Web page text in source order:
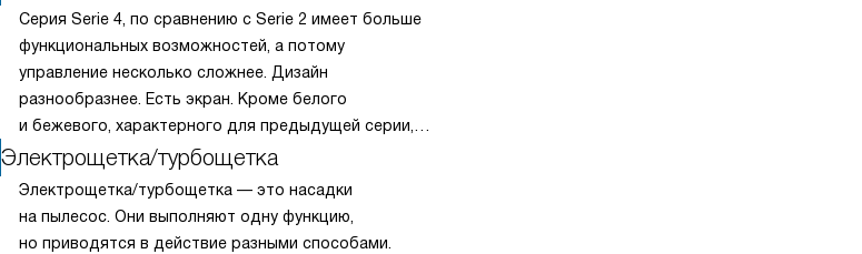
Серия Serie 4, по сравнению с Serie 2 имеет больше
функциональных возможностей, а потому
управление несколько сложнее. Дизайн
разнообразнее. Есть экран. Кроме белого
и бежевого, характерного для предыдущей серии,
есть модели серого цвета. Среди моделей много
Электрощетка/турбощетка
Электрощетка/турбощетка — это насадки
на пылесос. Они выполняют одну функцию,
но приводятся в действие разными способами.